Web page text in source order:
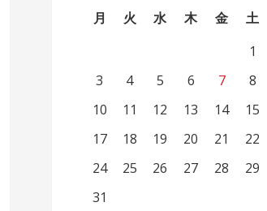
月 火 水 木 金 土
1
3
4 5 6 7 8
10
11 12 13 14 15
17
18 19 20 21 22
24
25 26 27 28 29
31